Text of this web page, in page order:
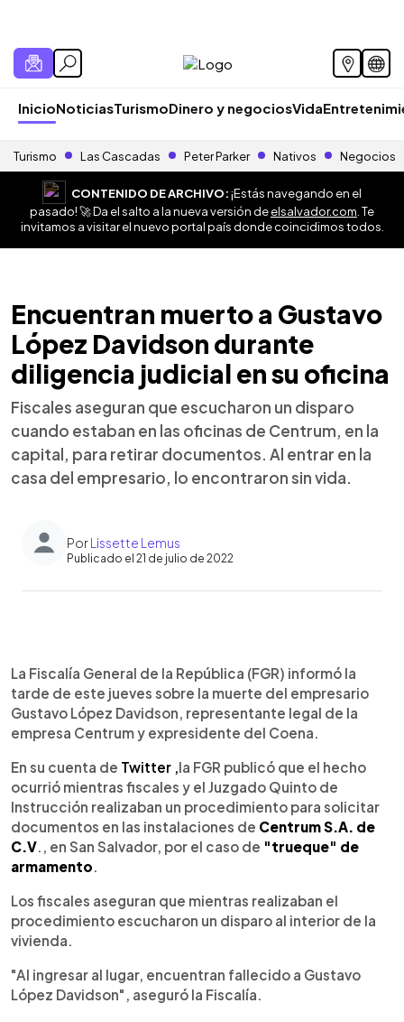
InicioNoticiasTurismoDinero y negociosVida
Turismo Las Cascadas Peter Parker Nativos Negocios
CONTENIDO DE ARCHIVO:¡Estás navegando en el
pasado! 🚀 Da el salto a la nueva versión deelsalvador.com . Te
invitamos a visitar el nuevo portal país donde coincidimos todos.
Encuentran muerto a Gustavo
López Davidson durante
diligencia judicial en su oficina
Fiscales aseguran que escucharon un disparo
cuando estaban en las oficinas de Centrum, en la
capital, para retirar documentos. Al entrar en la
casa del empresario, lo encontraron sin vida.
PorLissette Lemus
Publicado el 21 de julio de 2022
► Escuchar artículo
La Fiscalía General de la República (FGR) informó la
tarde de este jueves sobre la muerte del empresario
Gustavo López Davidson, representante legal de la
empresa Centrum y expresidente del Coena.
En su cuenta de Twitter ,la FGR publicó que el hecho
ocurrió mientras fiscales y el Juzgado Quinto de
Instrucción realizaban un procedimiento para solicitar
documentos en las instalaciones de Centrum S.A. de
C.V., en San Salvador, por el caso de "trueque" de
armamento.
Los fiscales aseguran que mientras realizaban el
procedimiento escucharon un disparo al interior de la
vivienda.
"Al ingresar al lugar, encuentran fallecido a Gustavo
López Davidson", aseguró la Fiscalía.